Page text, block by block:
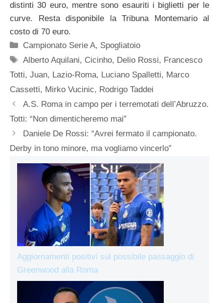
distinti 30 euro, mentre sono esauriti i biglietti per le
curve. Resta disponibile la Tribuna Montemario al
costo di 70 euro.
Categorie
Campionato Serie A, Spogliatoio
Tag
Alberto Aquilani, Cicinho, Delio Rossi, Francesco
Totti, Juan, Lazio-Roma, Luciano Spalletti, Marco
Cassetti, Mirko Vucinic, Rodrigo Taddei
A.S. Roma in campo per i terremotati dell’Abruzzo.
Totti: “Non dimenticheremo mai”
Daniele De Rossi: “Avrei fermato il campionato.
Derby in tono minore, ma vogliamo vincerlo”
Aggiornamenti positivi sul possibile passaggio di
Greenwood alla Roma